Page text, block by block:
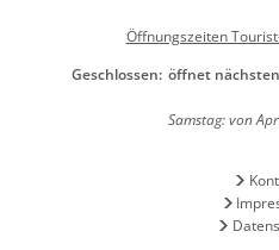
Öffnungszeiten
Klicken, um weitere Öffnungs-
Geschlossen: öffnet
Samstag: von